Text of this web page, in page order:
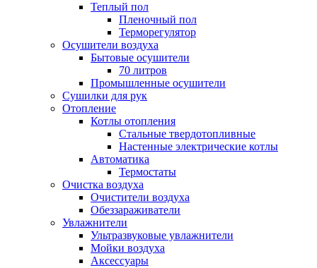
Теплый пол
Пленочный пол
Терморегулятор
Осушители воздуха
Бытовые осушители
70 литров
Промышленные осушители
Сушилки для рук
Отопление
Котлы отопления
Стальные твердотопливные
Настенные электрические котлы
Автоматика
Термостаты
Очистка воздуха
Очистители воздуха
Обеззараживатели
Увлажнители
Ультразвуковые увлажнители
Мойки воздуха
Аксессуары